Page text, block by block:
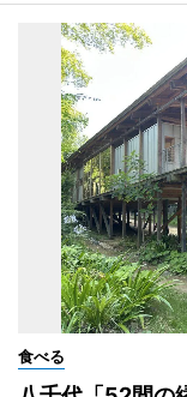
食べる